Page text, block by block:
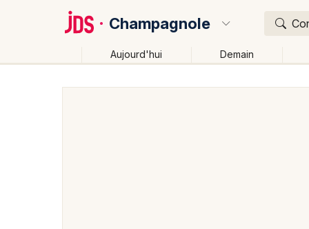
Champagnole
Aujourd'hui Demain